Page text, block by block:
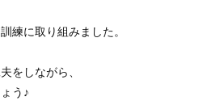
練に取り組みました。
をしながら、
う♪